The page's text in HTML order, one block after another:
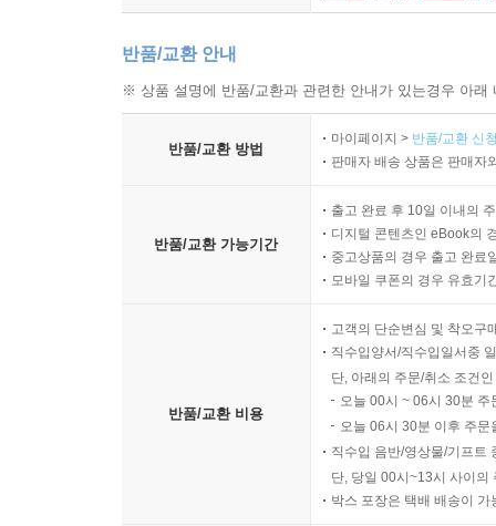
반품/교환 안내
※ 상품 설명에 반품/교환과 관련한 안내가 있는경우 아
반품/교환 방법
마이페이지 > 반품/교환 신
판매자 배송 상품은 판매자
반품/교환 가능기간
출고 완료 후 10일 이내의
디지털 콘텐츠인 eBook의
중고상품의 경우 출고 완료
모바일 쿠폰의 경우 유효기
반품/교환 비용
고객의 단순변심 및 착오구
직수입양서/직수입일서중
단, 아래의 주문/취소 조건
오늘 00시 ~ 06시 30분
오늘 06시 30분 이후 주
직수입 음반/영상물/기프트
단, 당일 00시~13시 사이의
박스 포장은 택배 배송이